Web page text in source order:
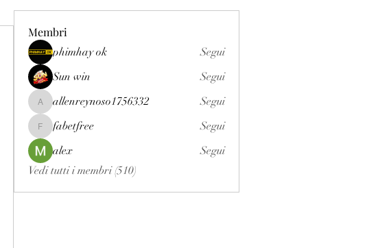
Membri
phimhay ok
Segui
Sun win
Segui
allenreynoso1756332
allenreynoso1756332 Segui
fabetfree
fabetfree
Segui
alex
Segui
Vedi tutti i membri (510)